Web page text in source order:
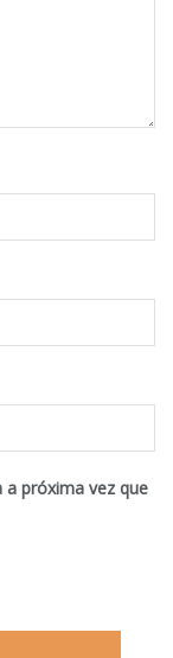
a próxima vez que